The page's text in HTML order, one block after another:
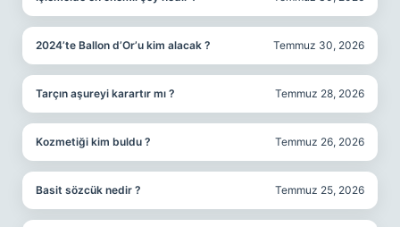
2024’te Ballon d’Or’u kim alacak ? Temmuz 30, 2026
Tarçın aşureyi karartır mı ? Temmuz 28, 2026
Kozmetiği kim buldu ? Temmuz 26, 2026
Basit sözcük nedir ? Temmuz 25, 2026